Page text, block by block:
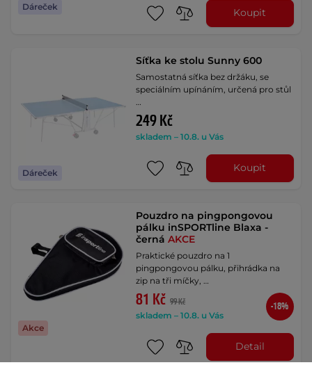
Dáreček Koupit
Dáreček
Síťka ke stolu Sunny 600
Samostatná síťka bez držáku, se
speciálním upínáním, určená pro stůl
249 Kč
skladem – 10.8. u Vás
Koupit
Akce
Pouzdro na pingpongovou
pálku inSPORTline Blaxa -
černáAKCE
Praktické pouzdro na 1
pingpongovou pálku, přihrádka na
zip na tři míčky, …
81 Kč 99 Kč
skladem – 10.8. u Vás
-18%
Detail